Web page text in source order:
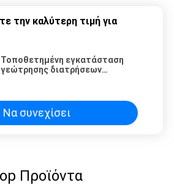
την καλύτερη τιμή για
Τοποθετημένη εγκατάσταση
γεώτρησης διατρήσεων
Να συνεχίσει
Προϊόντα